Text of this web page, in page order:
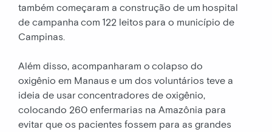
também começaram a construção de um hospital
de campanha com 122 leitos para o município de
Campinas.
Além disso, acompanharam o colapso do
oxigênio em Manaus e um dos voluntários teve a
ideia de usar concentradores de oxigênio,
colocando 260 enfermarias na Amazônia para
evitar que os pacientes fossem para as grandes